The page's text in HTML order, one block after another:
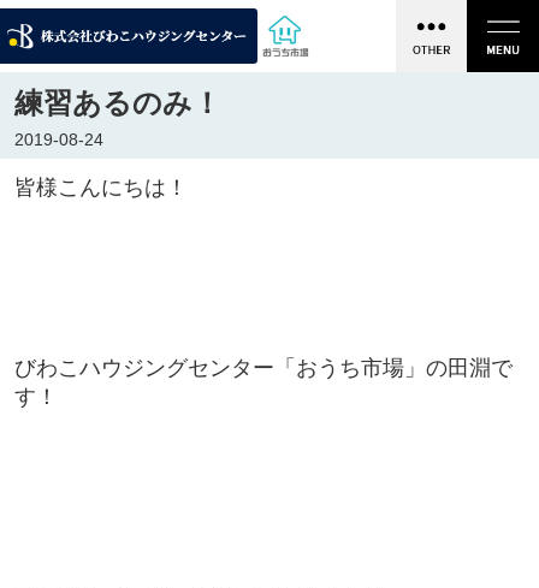
練習あるのみ！
2019-08-24
皆様こんにちは！
びわこハウジングセンター「おうち市場」の田淵で
す！